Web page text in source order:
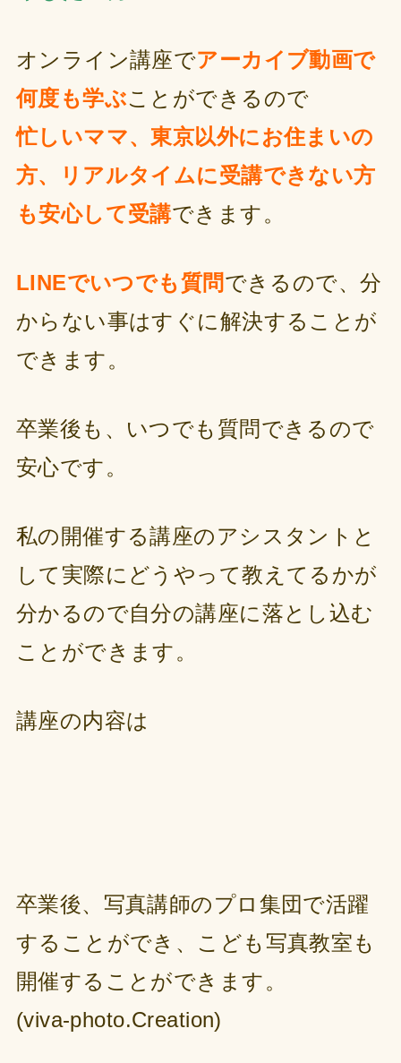
オンライン講座でアーカイブ動画で
何度も学ぶことができるので
忙しいママ、東京以外にお住まいの
方、リアルタイムに受講できない方
も安心して受講できます。
LINEでいつでも質問できるので、分
からない事はすぐに解決することが
できます。
卒業後も、いつでも質問できるので
安心です。
私の開催する講座のアシスタントと
して実際にどうやって教えてるかが
分かるので自分の講座に落とし込む
ことができます。
講座の内容は
卒業後、写真講師のプロ集団で活躍
することができ、こども写真教室も
開催することができます。
(viva-photo.Creation)